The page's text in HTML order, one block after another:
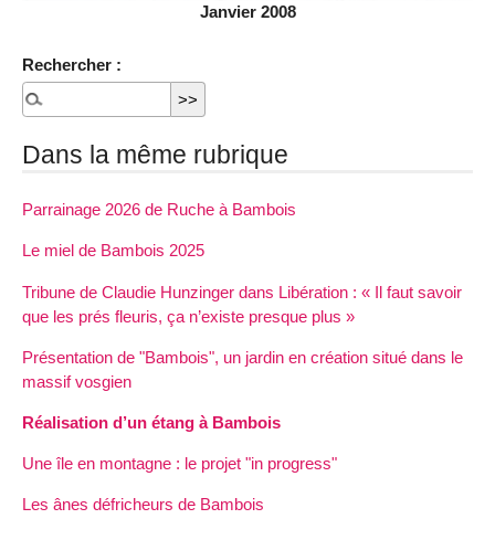
Janvier 2008
Rechercher :
Dans la même rubrique
Parrainage 2026 de Ruche à Bambois
Le miel de Bambois 2025
Tribune de Claudie Hunzinger dans Libération : « Il faut savoir
que les prés fleuris, ça n’existe presque plus »
Présentation de "Bambois", un jardin en création situé dans le
massif vosgien
Réalisation d’un étang à Bambois
Une île en montagne : le projet "in progress"
Les ânes défricheurs de Bambois